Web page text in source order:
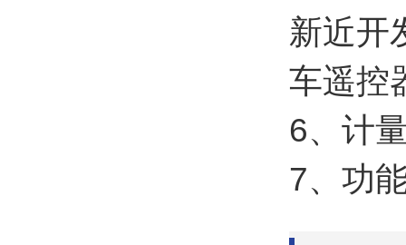
新近开
车遥控
6、计
7、功